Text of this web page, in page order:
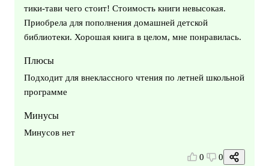
тики-тави чего стоит! Стоимость книги невысокая.
Приобрела для пополнения домашней детской
библиотеки. Хорошая книга в целом, мне понравилась.
Плюсы
Подходит для внеклассного чтения по летней школьной
программе
Минусы
Минусов нет
0 0